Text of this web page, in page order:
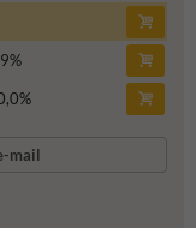
%
%
mail